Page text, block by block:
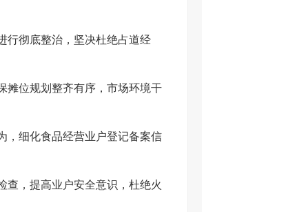
行彻底整治，坚决杜绝占道经
摊位规划整齐有序，市场环境干
，细化食品经营业户登记备案信
查，提高业户安全意识，杜绝火